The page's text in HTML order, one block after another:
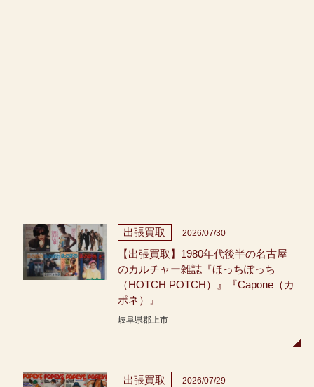
出張買取 2026/07/30
【出張買取】1980年代後半の名古屋
のカルチャー雑誌『ほっちぽっち
（HOTCH POTCH）』『Capone（カ
ポネ）』
岐阜県郡上市
出張買取 2026/07/29